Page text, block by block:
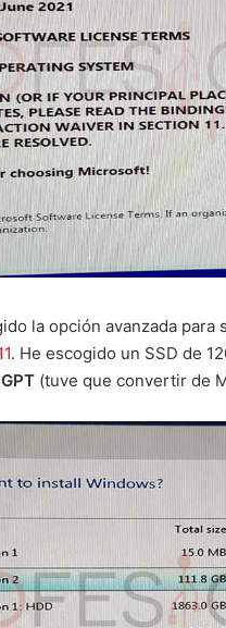
la opción avanzada
. He escogido un SSD de
(tuve que convertir de